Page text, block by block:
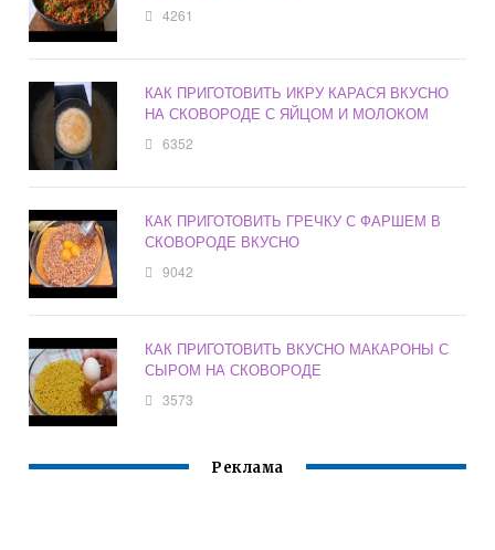
4261
КАК ПРИГОТОВИТЬ ИКРУ КАРАСЯ ВКУСНО
НА СКОВОРОДЕ С ЯЙЦОМ И МОЛОКОМ
6352
КАК ПРИГОТОВИТЬ ГРЕЧКУ С ФАРШЕМ В
СКОВОРОДЕ ВКУСНО
9042
КАК ПРИГОТОВИТЬ ВКУСНО МАКАРОНЫ С
СЫРОМ НА СКОВОРОДЕ
3573
Реклама